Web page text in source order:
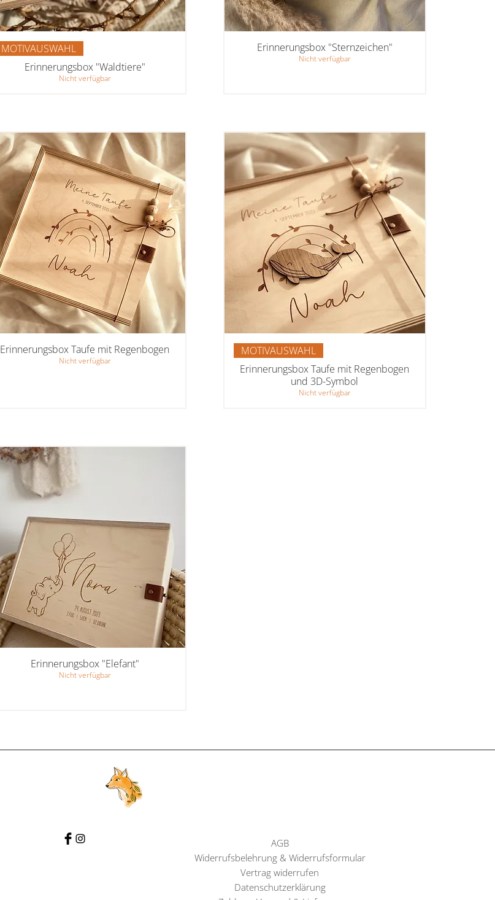
MOTIVAUSWAHL
Erinnerungsbox "Waldtiere"
Nicht verfügbar
Erinnerungsbox "Sternzeichen"
Nicht verfügbar
Erinnerungsbox Taufe mit Regenbogen
Nicht verfügbar
MOTIVAUSWAHL
Erinnerungsbox Taufe mit Regenbogen
und 3D-Symbol
Nicht verfügbar
Erinnerungsbox "Elefant"
Nicht verfügbar
AGB
Widerrufsbelehrung & Widerrufsformular
Vertrag widerrufen
Datenschutzerklärung